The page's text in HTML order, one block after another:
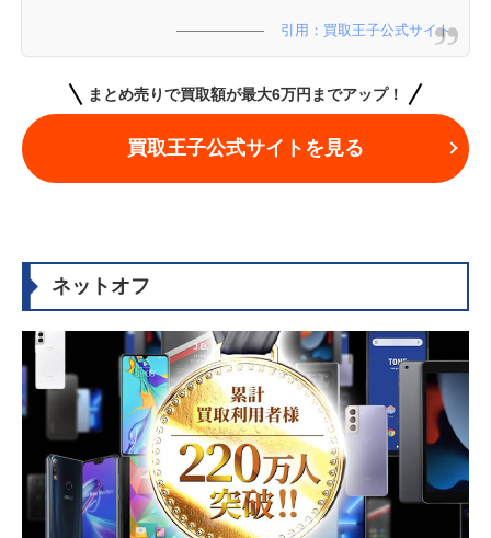
引用：買取王子公式サイト
まとめ売りで買取額が最大6万円までアップ！
買取王子公式サイトを見る
ネットオフ